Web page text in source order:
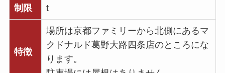
制限
t
特徴
場所は京都ファミリーから北側にあるマ
クドナルド葛野大路四条店のところにな
ります。